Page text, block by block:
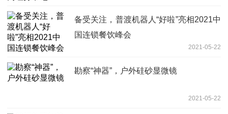
备受关注，普渡机器人“好啦”亮相2021中
国连锁餐饮峰会
2021-05-22
勘察“神器”，户外硅砂显微镜
2021-05-22